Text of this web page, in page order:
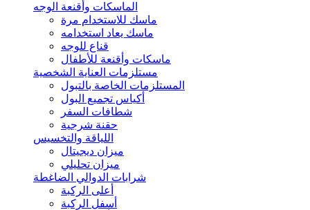
الماسكات وأقنعة الوجه
ماسك للاستخدام مرة
ماسك يعاد استخدامه
قناع للوجه
ماسكات وأقنعة للأطفال
مستلزمات العناية الشخصية
المستلزمات الخاصة بالتبول
أكياس تجميع البول
شطافات السفر
حقنة شرجية
اللياقة والتخسيس
ميزان ديجيتال
ميزان تحليلي
شرابات الدوالي الضاغطة
أعلى الركبة
أسفل الركبة